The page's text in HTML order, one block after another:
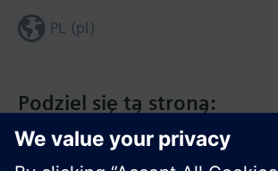
Podziel się tą stroną:
PL (pl)